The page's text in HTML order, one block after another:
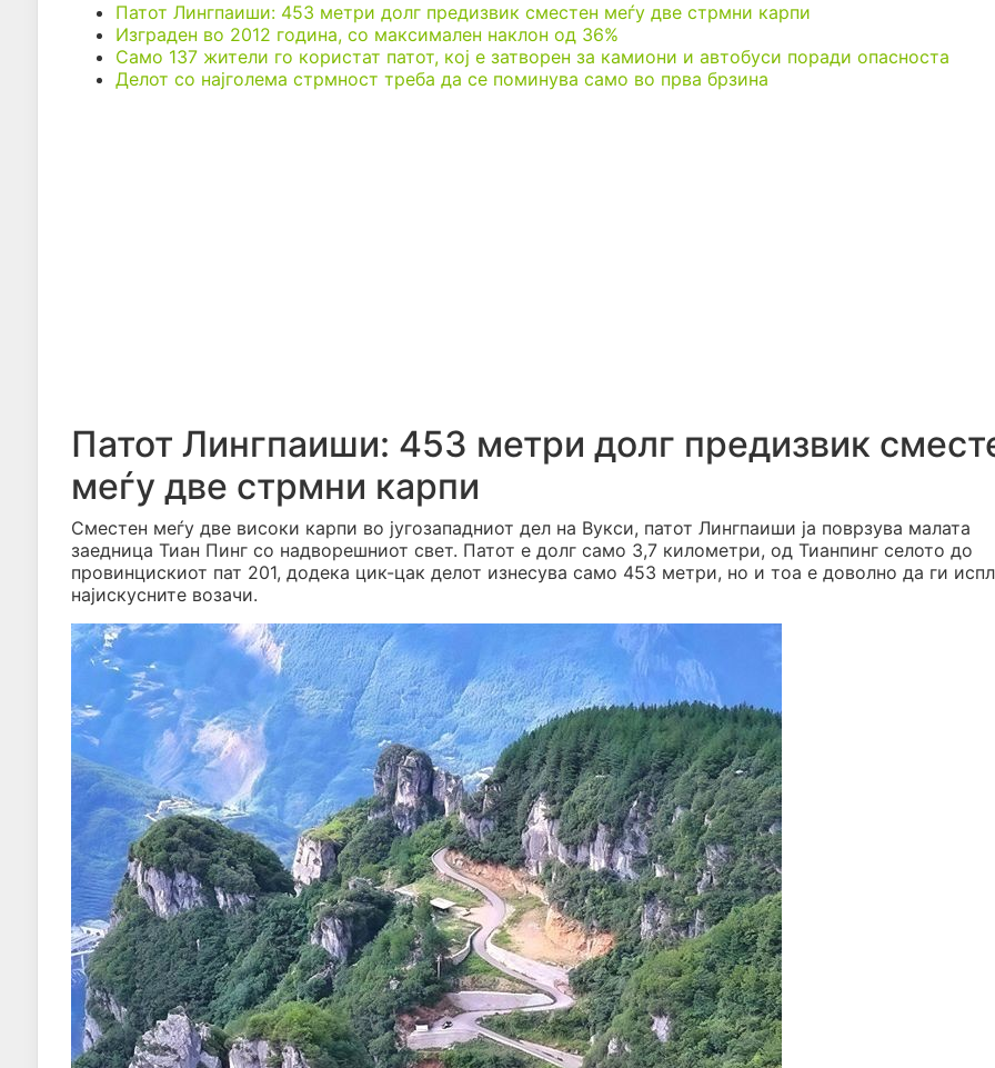
Патот Лингпаиши: 453 метри долг предизвик сместен меѓу две стрмни карпи
Изграден во 2012 година, со максимален наклон од 36%
Само 137 жители го користат патот, кој е затворен за камиони и автобуси поради опасноста
Делот со најголема стрмност треба да се поминува само во прва брзина
Патот Лингпаиши: 453 метри долг предизвик
меѓу две стрмни карпи
Сместен меѓу две високи карпи во југозападниот дел на Вукси, патот Лингпаиши ја поврзува малата
заедница Тиан Пинг со надворешниот свет. Патот е долг само 3,7 километри, од Тианпинг селото до
провинцискиот пат 201, додека цик-цак делот изнесува само 453 метри, но и тоа е доволно да ги
најискусните возачи.